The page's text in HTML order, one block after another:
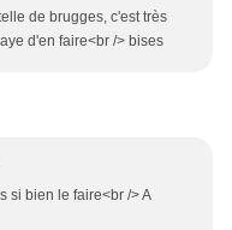
de brugges, c'est très
d'en faire<br /> bises
si bien le faire<br /> A